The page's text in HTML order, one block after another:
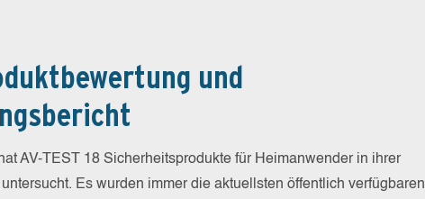
und
AV-TEST 18 Sicherheitsprodukte für Heimanwender in ihrer
Es wurden immer die aktuellsten öffentlich verfügbaren